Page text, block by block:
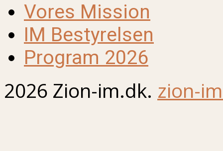
Vores Mission
IM Bestyrelsen
Program 2026
2026 Zion-im.dk. zion-